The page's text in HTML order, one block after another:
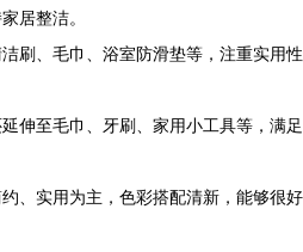
居整洁。
洁刷、毛巾、浴室防滑垫等，注重实用性
伸至毛巾、牙刷、家用小工具等，满足
、实用为主，色彩搭配清新，能够很好